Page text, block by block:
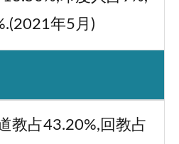
年5月)
教占43.20%,回教占